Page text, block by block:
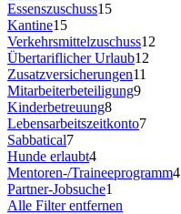
Essenszuschuss15
Kantine15
Verkehrsmittelzuschuss12
Übertariflicher Urlaub12
Zusatzversicherungen11
Mitarbeiterbeteiligung9
Kinderbetreuung8
Lebensarbeitszeitkonto7
Sabbatical7
Hunde erlaubt4
Mentoren-/Traineeprogramm4
Partner-Jobsuche1
Alle Filter entfernen